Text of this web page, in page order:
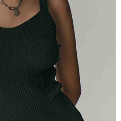
人資料，並將交易相關給付款項請求債
以下網址：
代理人或監護人之同意方可使用
辦者引起之損失，本公司不負相關責
依據個別帳號之用戶狀況，依本公司即
額度不足之情形，本公司將視審查結果
人資訊註冊。若發現惡意使用之情形，
用戶之使用額度並採取法律行動。